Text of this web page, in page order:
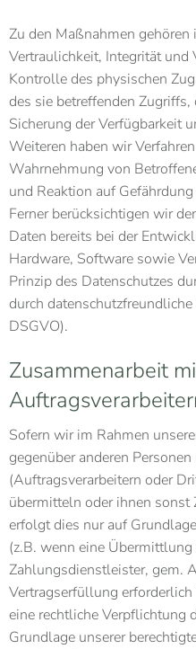
Zu den Maßnahmen
Vertraulichkeit, Integrität und
Kontrolle des physischen
des sie betreffenden
Sicherung der Verfügbarkeit
Weiteren haben wir
Wahrnehmung von
und Reaktion auf
Ferner berücksichtigen wir
Daten bereits bei der
Hardware, Software sowie
Prinzip des Datenschutzes
durch
DSGVO).
Zusammenarbeit
Sofern wir im Rahmen
gegenüber anderen
(Auftragsverarbeitern oder
übermitteln oder ihnen sonst
erfolgt dies nur auf
(z.B. wenn eine
Zahlungsdienstleister, gem.
Vertragserfüllung
eine rechtliche Verpflichtung
Grundlage unserer